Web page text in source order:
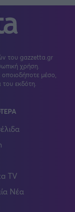
του gazzetta.gr
χρήση.
μέσο,
εκδότη.
TV
Νέα